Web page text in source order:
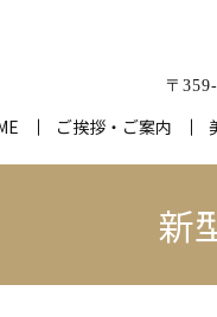
〒
ご挨拶・ご案内
新